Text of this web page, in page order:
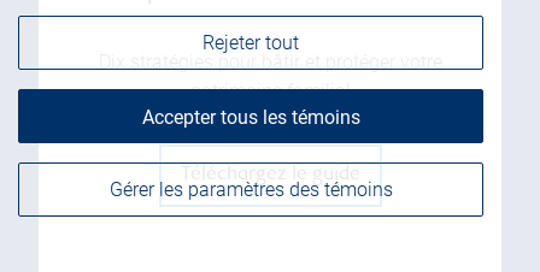
patrimoine familial
Téléchargez le guide
Gérer les paramètres des témoins
Rejeter tout
Accepter tous les témoins